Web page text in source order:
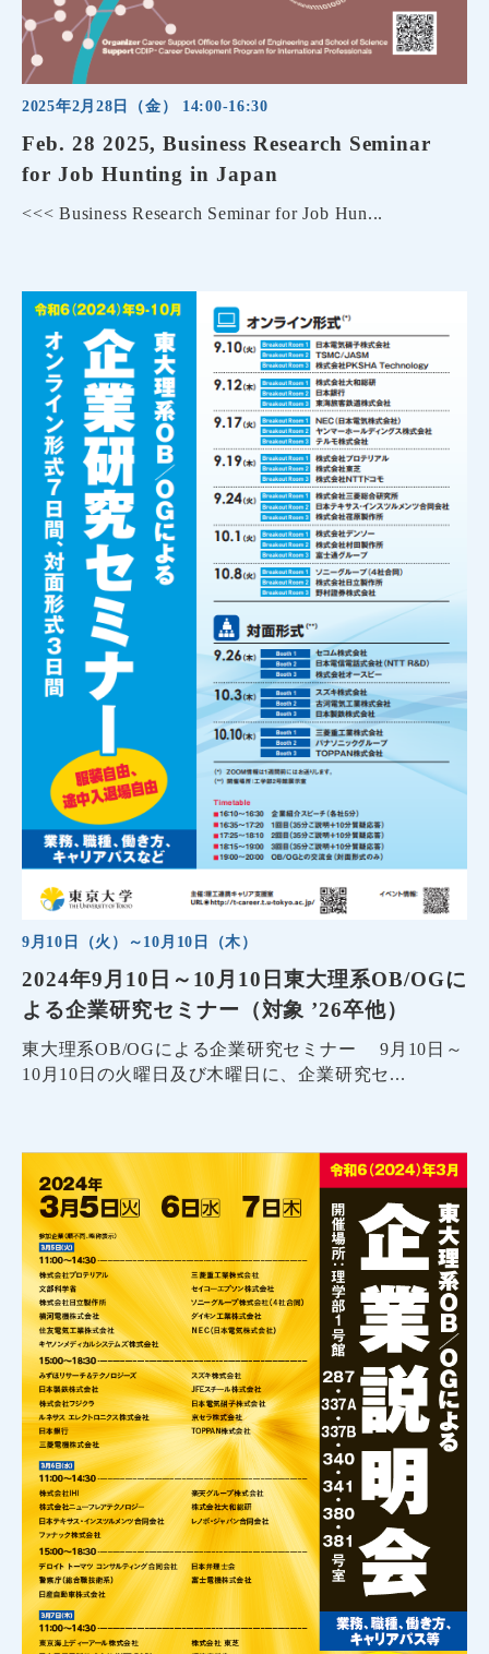
2025年2月28日（金） 14:00-16:30
Feb. 28 2025, Business Research Seminar
for Job Hunting in Japan
<<< Business Research Seminar for Job Hun...
9月10日（火）～10月10日（木）
2024年9月10日～10月10日東大理系OB/OGに
よる企業研究セミナー（対象 ’26卒他）
東大理系OB/OGによる企業研究セミナー 9月10日～
10月10日の火曜日及び木曜日に、企業研究セ...